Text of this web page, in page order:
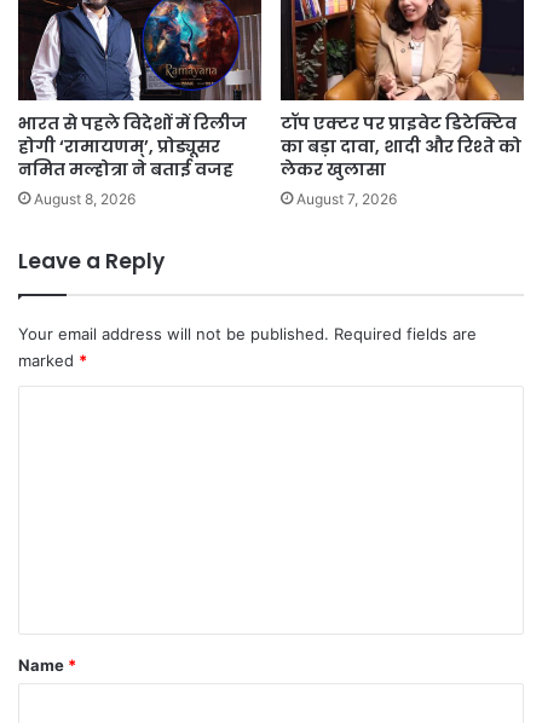
भारत से पहले विदेशों में रिलीज
होगी ‘रामायणम्’, प्रोड्यूसर
नमित मल्होत्रा ने बताई वजह
August 8, 2026
टॉप एक्टर पर प्राइवेट डिटेक्टिव
का बड़ा दावा, शादी और रिश्ते को
लेकर खुलासा
August 7, 2026
Leave a Reply
Your email address will not be published. Required fields are
marked *
*
Name *